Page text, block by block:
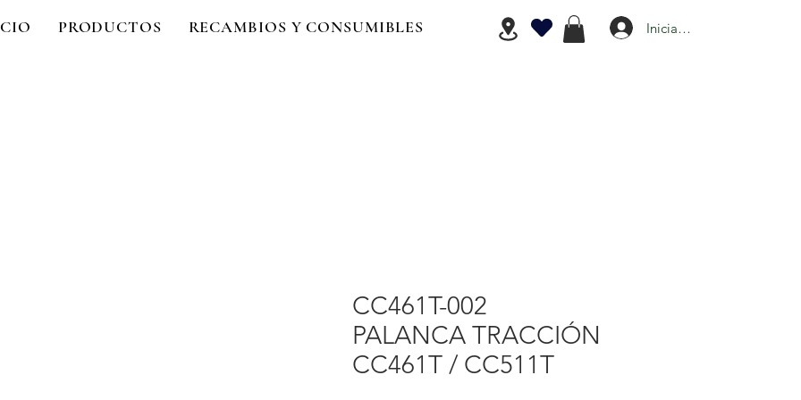
PRODUCTOS RECAMBIOS Y CONSUMIBLES Iniciar Sesión
CC461T-002
PALANCA TRACCIÓN
CC461T / CC511T